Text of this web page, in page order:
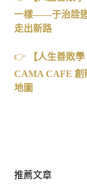
一樣——于治詮
走出新路
👉 【人生善敗
CAMA CAFE 創
地圖
推薦文章